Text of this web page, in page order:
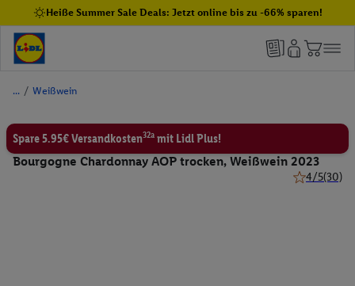
Heiße Summer Sale Deals: Jetzt online bis zu -66% sparen!
/ Weißwein
Spare 5.95€ Versandkosten32a mit Lidl Plus!
Bourgogne Chardonnay AOP trocken, Weißwein 2023
4/5(30)